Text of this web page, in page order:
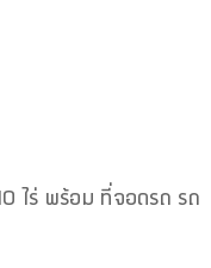
ไร่ พร้อม ที่จอดรถ รถ